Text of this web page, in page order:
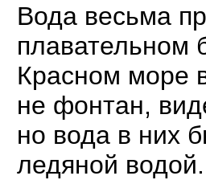
Вода весьма
плавательном
Красном море
не фонтан,
но вода в них
ледяной